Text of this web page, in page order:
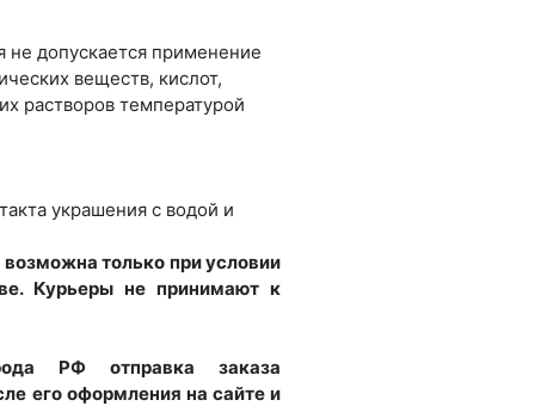
не допускается применение
веществ, кислот,
растворов температурой
украшения с водой и
только при условии
Курьеры не принимают к
РФ отправка заказа
его оформления на сайте и